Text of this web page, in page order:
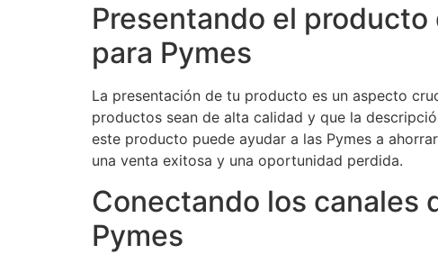
Presentando el
para Pymes
La presentación de tu producto es un aspecto
productos sean de alta calidad y que la
este producto puede ayudar a las Pymes a
una venta exitosa y una oportunidad perdida.
Conectando los canales
Pymes